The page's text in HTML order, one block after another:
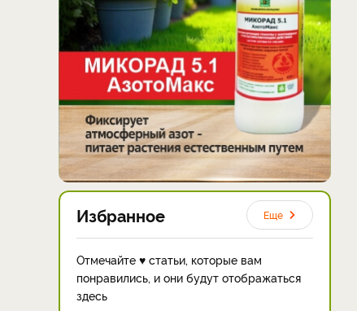
Избранное Еще
Отмечайте ♥ статьи, которые вам
понравились, и они будут отображаться
здесь